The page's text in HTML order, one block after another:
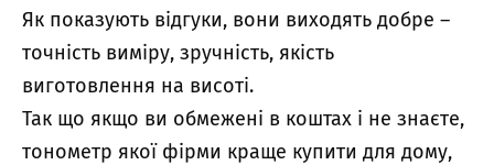
Як показують відгуки, вони виходять добре –
точність виміру, зручність, якість
виготовлення на висоті.
Так що якщо ви обмежені в коштах і не знаєте,
тонометр якої фірми краще купити для дому,